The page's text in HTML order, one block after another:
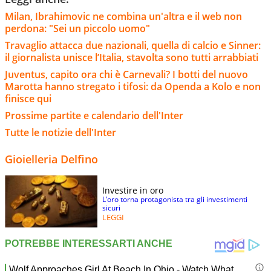
Milan, Ibrahimovic ne combina un'altra e il web non
perdona: "Sei un piccolo uomo"
Travaglio attacca due nazionali, quella di calcio e Sinner:
il giornalista unisce l’Italia, stavolta sono tutti arrabbiati
Juventus, capito ora chi è Carnevali? I botti del nuovo
Marotta hanno stregato i tifosi: da Openda a Kolo e non
finisce qui
Prossime partite e calendario dell'Inter
Tutte le notizie dell'Inter
Gioielleria Delfino
Investire in oro
L’oro torna protagonista tra gli investimenti
sicuri
LEGGI